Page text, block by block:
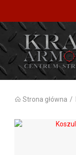
Strona główna